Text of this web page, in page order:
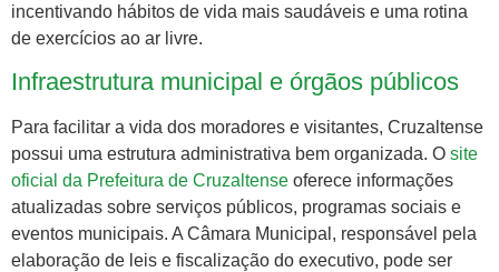
incentivando hábitos de vida mais saudáveis e uma rotina
de exercícios ao ar livre.
Infraestrutura municipal e órgãos públicos
Para facilitar a vida dos moradores e visitantes, Cruzaltense
possui uma estrutura administrativa bem organizada. O site
oficial da Prefeitura de Cruzaltense oferece informações
atualizadas sobre serviços públicos, programas sociais e
eventos municipais. A Câmara Municipal, responsável pela
elaboração de leis e fiscalização do executivo, pode ser